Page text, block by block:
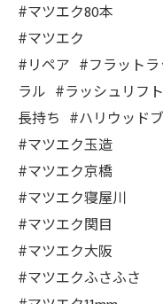
#マツエク80本
#マツエク
#リペア #フラット
ラル #ラッシュリ
長持ち #ハリウッド
#マツエク玉造
#マツエク京橋
#マツエク寝屋川
#マツエク関目
#マツエク大阪
#マツエクふさふさ